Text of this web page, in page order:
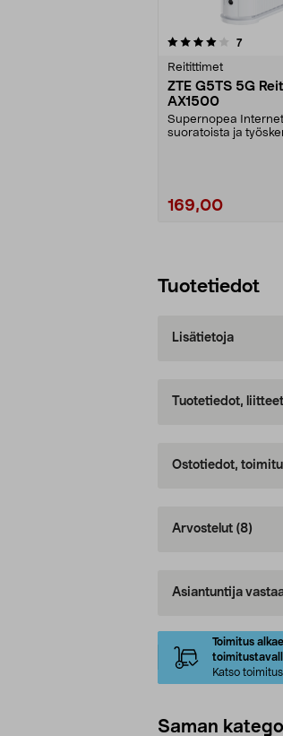
7
Reitittimet
ZTE G5TS 5G
AX1500
Supernopea
suoratoista ja
169,00
Tuotetiedot
Lisätietoja
Tuotetiedot,
Ostotiedot,
Arvostelut (8)
Asiantuntija
Toimitus
Katso
Saman